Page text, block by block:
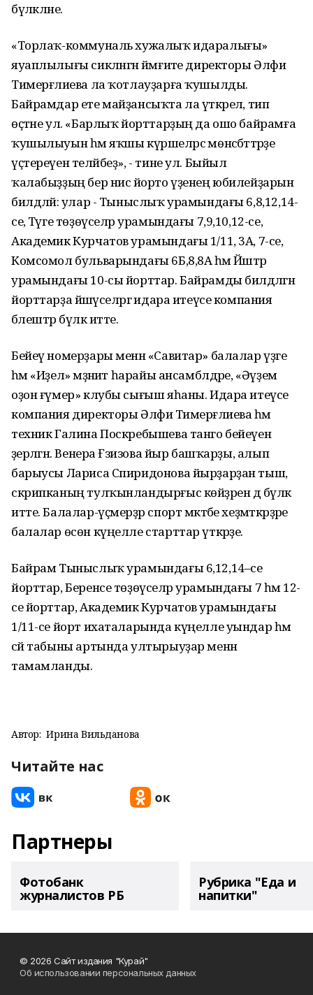
бүләкләне.
«Торлаҡ-коммуналь хужалыҡ идаралығы»
яуаплылығы сикләнгән йәмғиәте директоры Әлфиә
Тимерғәлиева ла ҡотлауҙарға ҡушылды.
Байрамдар ете майҙансыҡта ла үткәрелә, тип
өҫтәне ул. «Барлыҡ йорттарҙың да ошо байрамға
ҡушылыуын һәм яҡшы күршеләрсә мөнәсәбәттәрҙе
үҫтереүен теләйбеҙ», - тине ул. Быйыл
ҡалабыҙҙың бер нисә йорто үҙенең юбилейҙарын
билдәләй: улар - Тыныслыҡ урамындағы 6,8,12,14-
се, Тәүге төҙөүселәр урамындағы 7,9,10,12-се,
Академик Курчатов урамындағы 1/11, 3А, 7-се,
Комсомол бульварындағы 6Б,8,8А һәм Йәштәр
урамындағы 10-сы йорттар. Байрамды билдәләгән
йорттарҙа йәшәүселәргә идара итеүсе компания
бәлештәр бүләк итте.
Бейеү номерҙары менән «Савитар» балалар үҙәге
һәм «Иҙел» мәҙәниәт һарайы ансамблдәре, «Әүҙем
оҙон ғүмер» клубы сығыш яһаны. Идара итеүсе
компания директоры Әлфиә Тимерғәлиева һәм
техник Галина Поскребышева танго бейеүен
әҙерләгән. Венера Ғәзизова йыр башҡарҙы, алып
барыусы Лариса Спиридонова йырҙарҙан тыш,
скрипканың тулҡынландырғыс көйҙәрен дә бүләк
итте. Балалар-үҫмерҙәр спорт мәктәбе хеҙмәткәрҙәре
балалар өсөн күңелле старттар үткәрҙе.
Байрам Тыныслыҡ урамындағы 6,12,14–се
йорттар, Беренсе төҙөүселәр урамындағы 7 һәм 12-
се йорттар, Академик Курчатов урамындағы
1/11-се йорт ихаталарында күңелле уындар һәм
сәй табыны артында ултырыуҙар менән
тамамланды.
Автор: Ирина Вильданова
Читайте нас
Партнеры
Фотобанк
журналистов РБ
Рубрика "Еда и
напитки"
© 2026 Сайт издания "Курай"
Об использовании персональных данных